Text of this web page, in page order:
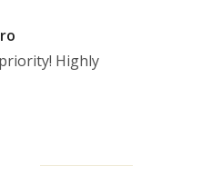
Highly